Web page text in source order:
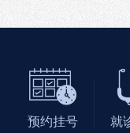
预约挂号 就